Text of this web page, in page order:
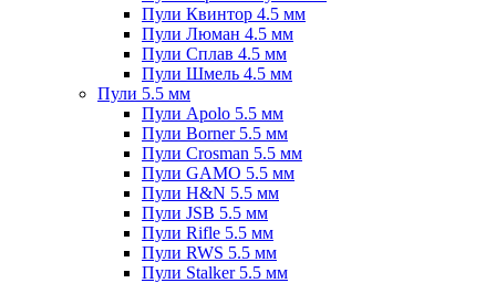
Пули Квинтор 4.5 мм
Пули Люман 4.5 мм
Пули Сплав 4.5 мм
Пули Шмель 4.5 мм
Пули 5.5 мм
Пули Apolo 5.5 мм
Пули Borner 5.5 мм
Пули Crosman 5.5 мм
Пули GAMO 5.5 мм
Пули H&N 5.5 мм
Пули JSB 5.5 мм
Пули Rifle 5.5 мм
Пули RWS 5.5 мм
Пули Stalker 5.5 мм